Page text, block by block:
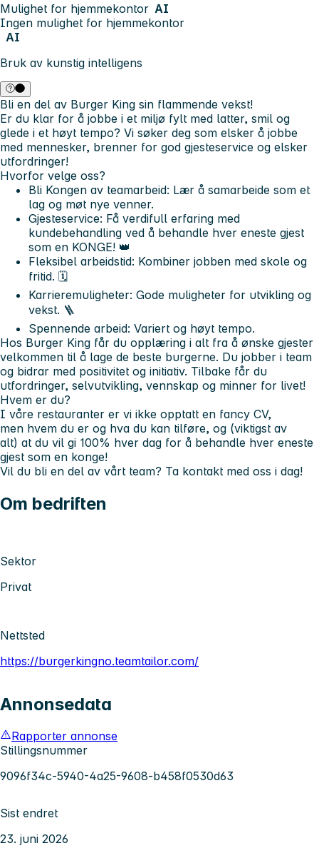
Mulighet for hjemmekontor AI
Ingen mulighet for hjemmekontor
AI
Bruk av kunstig intelligens
Bli en del av Burger King sin flammende vekst!
Er du klar for å jobbe i et miljø fylt med latter, smil og
glede i et høyt tempo? Vi søker deg som elsker å jobbe
med mennesker, brenner for god gjesteservice og elsker
utfordringer!
Hvorfor velge oss?
Bli Kongen av teamarbeid: Lær å samarbeide som et
lag og møt nye venner.
Gjesteservice: Få verdifull erfaring med
kundebehandling ved å behandle hver eneste gjest
som en KONGE! 👑
Fleksibel arbeidstid: Kombiner jobben med skole og
fritid. 🗓️
Karrieremuligheter: Gode muligheter for utvikling og
vekst. 🪜
Spennende arbeid: Variert og høyt tempo.
Hos Burger King får du opplæring i alt fra å ønske gjester
velkommen til å lage de beste burgerne. Du jobber i team
og bidrar med positivitet og initiativ. Tilbake får du
utfordringer, selvutvikling, vennskap og minner for livet!
Hvem er du?
I våre restauranter er vi ikke opptatt en fancy CV,
men hvem du er og hva du kan tilføre, og (viktigst av
alt) at du vil gi 100% hver dag for å behandle hver eneste
gjest som en konge!
Vil du bli en del av vårt team? Ta kontakt med oss i dag!
Om bedriften
Sektor
Privat
Nettsted
https://burgerkingno.teamtailor.com/
Annonsedata
Rapporter annonse
Stillingsnummer
9096f34c-5940-4a25-9608-b458f0530d63
Sist endret
23. juni 2026